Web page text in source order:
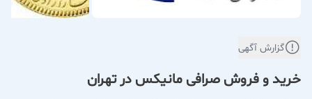
گزارش آگهی
خرید و فروش صرافی مانیکس در تهران